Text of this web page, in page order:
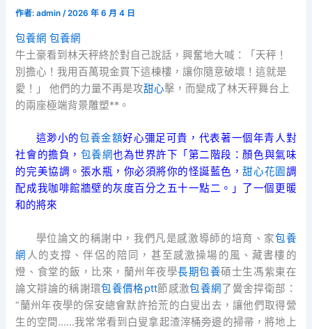
作者:admin/2026 年 6 月 4 日
包養網 包養網
牛土豪看到林天秤終於對自己說話，興奮地大喊：「天秤！
別擔心！我用百萬現金買下這棟樓，讓你隨意破壞！這就是
愛！」 他們的力量不再是攻甜心擊，而變成了林天秤舞台上
的兩座極端背景雕塑**。
這渺小的包養金額好心彌足可貴，代表著一個年青人對
社會的擔負， 包養網也為世界許下「第二階段：顏色與氣味
的完美協調。張水瓶，你必須將你的怪誕藍色，甜心花園調
配成我咖啡館牆壁的灰度百分之五十一點二。」了一個更暖
和的將來
學位論文的稱謝中，我們凡是感激導師的培育、家包養
網 人的支撐、伴侶的陪同，甚至感激操場的風、藏書樓的
燈、食堂的飯，比來，蘭州年夜學長期包養碩士生馮紫東在
論文辯論的稱謝環包養價格ptt節感激包養網了黌舍捍衛部：
“蘭州年夜學的保安總會默許拾荒的白叟出去，讓他們取得營
生的空間……我常常看到白叟拿起渣滓桶旁邊的掃帚，將地上